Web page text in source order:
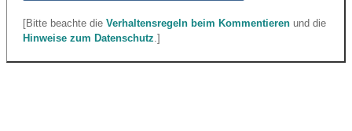
[Bitte beachte die Verhaltensregeln beim Kommentieren und die
Hinweise zum Datenschutz.]